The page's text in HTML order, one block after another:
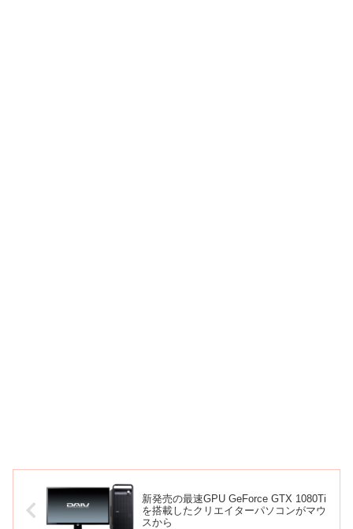
新発売の最速GPU GeForce GTX 1080Ti
を搭載したクリエイターパソコンがマウ
スから